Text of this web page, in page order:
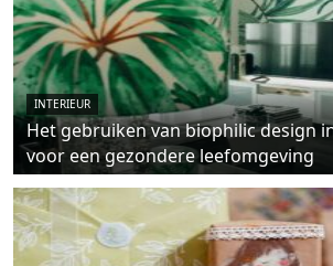
INTERIEUR
Het gebruiken van biophilic design
voor een gezondere leefomgeving